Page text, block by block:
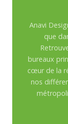
Anavi
que
bureaux
cœur de la
nos